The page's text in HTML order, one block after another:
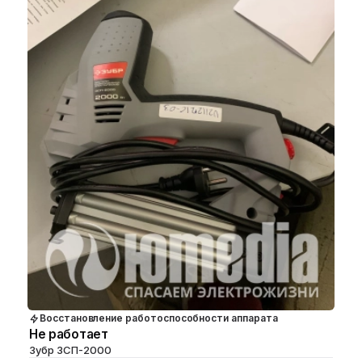
Восстановление работоспособности аппарата
Не работает
Зубр ЗСП-2000